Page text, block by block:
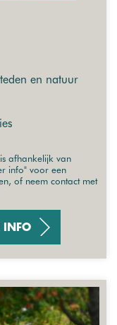
en natuur
afhankelijk van
info" voor een
of neem contact met
INFO